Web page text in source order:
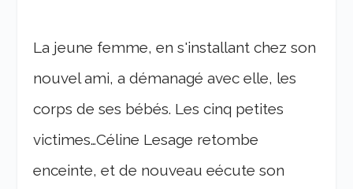
La jeune femme, en s'installant chez son
nouvel ami, a démanagé avec elle, les
corps de ses bébés. Les cinq petites
victimes…Céline Lesage retombe
enceinte, et de nouveau eécute son